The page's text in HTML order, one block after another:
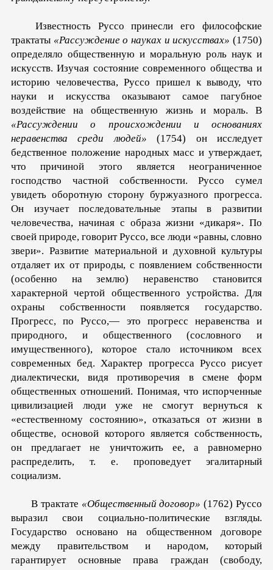
Известность Руссо принесли его философские
трактаты «Рассуждение о науках и искусствах» (1750)
определяло общественную и моральную роль наук и
искусств. Изучая состояние современного общества и
историю человечества, Руссо пришел к выводу, что
науки и искусства оказывают самое пагубное
воздействие на общественную жизнь и мораль. В
«Рассуждении о происхождении и основаниях
неравенства среди людей» (1754) он исследует
бедственное положение народных масс и утверждает,
что причиной этого является неограниченное
господство частной собственности. Руссо сумел
увидеть оборотную сторону буржуазного прогресса.
Он изучает последовательные этапы в развитии
человечества, начиная с образа жизни «дикаря». По
своей природе, говорит Руссо, все люди «равны, словно
звери». Развитие материальной и духовной культуры
отдаляет их от природы, с появлением собственности
(особенно на землю) неравенство становится
характерной чертой общественного устройства. Для
охраны собственности появляется государство.
Прогресс, по Руссо,— это прогресс неравенства и
природного, и общественного (сословного и
имущественного), которое стало источником всех
современных бед. Характер прогресса Руссо рисует
диалектически, видя противоречия в смене форм
общественных отношений. Понимая, что испорченные
цивилизацией люди уже не смогут вернуться к
«естественному состоянию», отказаться от жизни в
обществе, основой которого является собственность,
он предлагает не уничтожить ее, а равномерно
распределить, т. е. проповедует эгалитарный
социализм.
В трактате «Общественный договор» (1762) Руссо
выразил свои социально-политические взгляды.
Государство основано на общественном договоре
между правительством и народом, который
гарантирует основные права граждан (свободу,